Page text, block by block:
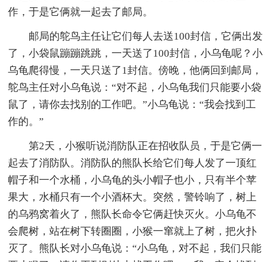
作，于是它俩就一起去了邮局。
邮局的鸵鸟主任让它们每人去送100封信，它俩出发
了，小袋鼠蹦蹦跳跳，一天送了100封信，小乌龟呢？小
乌龟爬得慢，一天只送了1封信。傍晚，他俩回到邮局，
鸵鸟主任对小乌龟说：“对不起，小乌龟我们只能要小袋
鼠了，请你去找别的工作吧。”小乌龟说：“我会找到工
作的。”
第2天，小猴听说消防队正在招收队员，于是它俩一
起去了消防队。消防队的熊队长给它们每人发了一顶红
帽子和一个水桶，小乌龟的头小帽子也小，只有半个苹
果大，水桶只有一个小酒杯大。突然，警铃响了，树上
的乌鸦窝着火了，熊队长命令它俩赶快灭火。小乌龟不
会爬树，站在树下转圈圈，小猴一窜就上了树，把火扑
灭了。熊队长对小乌龟说：“小乌龟，对不起，我们只能